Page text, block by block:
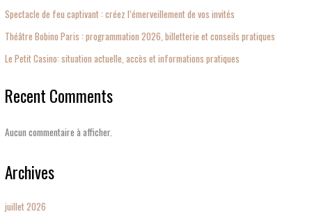
Spectacle de feu captivant : créez l’émerveillement de vos invités
Théâtre Bobino Paris : programmation 2026, billetterie et conseils pratiques
Le Petit Casino: situation actuelle, accès et informations pratiques
Recent Comments
Aucun commentaire à afficher.
Archives
juillet 2026